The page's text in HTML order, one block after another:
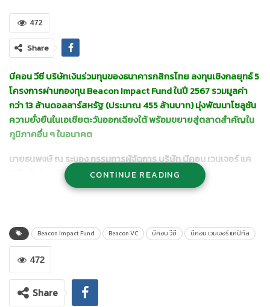
472
Share
บีคอน วีซี บริษัทเงินร่วมทุนของธนาคารกสิกรไทย ลงทุนเชิงกลยุทธ์ 5
โครงการผ่านกองทุน Beacon Impact Fund ในปี 2567 รวมมูลค่า
กว่า 13 ล้านดอลลาร์สหรัฐ (ประมาณ 455 ล้านบาท) มุ่งพัฒนาโซลูชัน
ความยั่งยืนในเอเชียตะวันออกเฉียงใต้ พร้อมขยายสู่ตลาดสำคัญใน
ภูมิภาคอื่น ๆ ในอนาคต
นายธนพงษ์ ณ ระนอง กรรมการผู้จัดการ บริษัท บีคอน เวนเจอร์ แค
ปิทัล จำกัด (บีคอน วีซี)เปิดเผยว่า ในฐานะบริษัทเงินร่วมทุนของ
ธนาคารกสิกรไทย บีคอน วีซี ยึดมั่นในพันธกิจที่จะขับเคลื่อนนวัตกรรม
ประเทศไทย ผ่านการทำงานของกองทุน Beacon Impact Fund ซึ่ง
เป็นส่วนหนึ่งของเงินให้สินเชื่อและการลงทุนเพื่อความยั่งยืนของ
ธนาคารกสิกรไทย โดยมุ่งเน้นการลงทุนโดยตรงในบริษัทสตาร์ทอัพ
หรือผ่านกองทุนเงินร่วมลงทุนที่แสวงหาผลกำไรทั่วโลก ที่มีการพัฒนา
โซลูชันสร้างผลกระทบเชิงบวกในมิติต่าง ๆ ของ ESG พร้อมศักยภาพ
ที่จะขยายผลไปในวงกว้าง
CONTINUE READING
Beacon Impact Fund Beacon VC บีคอน วีซี บีคอน เวนเจอร์ แคปิทัล
472
Share